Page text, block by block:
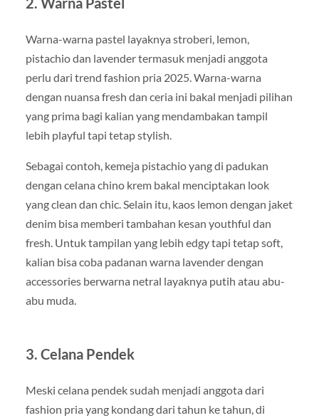
Warna-warna pastel layaknya stroberi, lemon,
pistachio dan lavender termasuk menjadi anggota
perlu dari trend fashion pria 2025. Warna-warna
dengan nuansa fresh dan ceria ini bakal menjadi pilihan
yang prima bagi kalian yang mendambakan tampil
lebih playful tapi tetap stylish.
Sebagai contoh, kemeja pistachio yang di padukan
dengan celana chino krem bakal menciptakan look
yang clean dan chic. Selain itu, kaos lemon dengan jaket
denim bisa memberi tambahan kesan youthful dan
fresh. Untuk tampilan yang lebih edgy tapi tetap soft,
kalian bisa coba padanan warna lavender dengan
accessories berwarna netral layaknya putih atau abu-
abu muda.
3. Celana Pendek
Meski celana pendek sudah menjadi anggota dari
fashion pria yang kondang dari tahun ke tahun, di